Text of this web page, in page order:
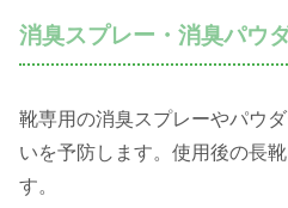
消臭スプレー・消臭パウ
靴専用の消臭スプレーやパウ
いを予防します。使用後の長
す。